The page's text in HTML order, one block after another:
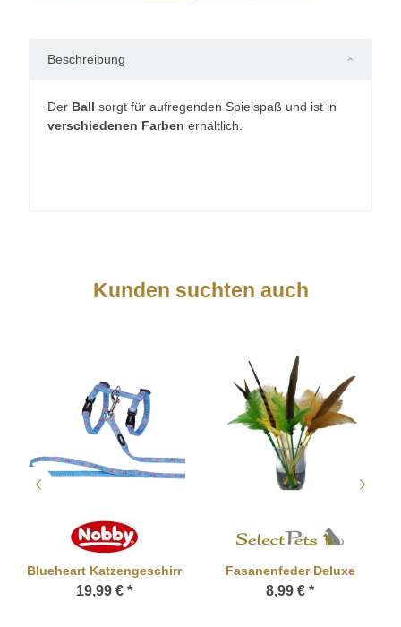
Beschreibung
Der Ball sorgt für aufregenden Spielspaß und ist in
verschiedenen Farben erhältlich.
Kunden suchten auch
Blueheart Katzengeschirr
19,99 € *
Fasanenfeder Deluxe
8,99 € *